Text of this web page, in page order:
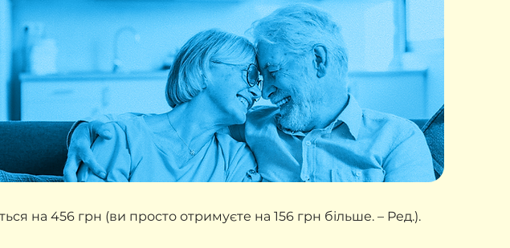
на 456 грн (ви просто отримуєте на 156 грн більше. – Ред.).